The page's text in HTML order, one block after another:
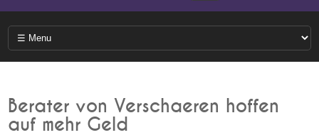
Berater von Verschaeren hoffen
auf mehr Geld